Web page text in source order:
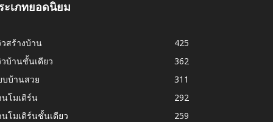
ะเภทยอดนิยม
สร้างบ้าน
425
บ้านชั้นเดียว
362
บบ้านสวย
311
โมเดิร์น
292
โมเดิร์นชั้นเดียว
259